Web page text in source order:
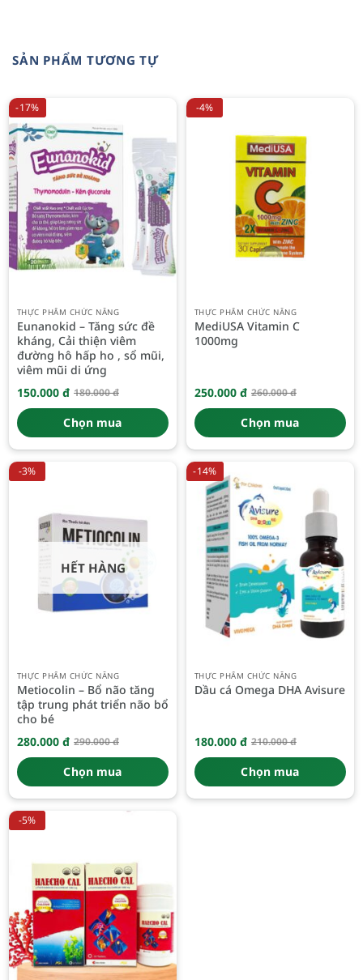
SẢN PHẨM TƯƠNG TỰ
-17%
THỰC PHẨM CHỨC NĂNG
Eunanokid – Tăng sức đề
kháng, Cải thiện viêm
đường hô hấp ho , sổ mũi,
viêm mũi di ứng
180.000đ
Giá
gốc
là:
180.000 đ.
150.000 đ
Giá
hiện
tại
là:
150.000 đ.
Chọn mua
-4%
THỰC PHẨM CHỨC NĂNG
MediUSA Vitamin C
1000mg
260.000đ
Giá
gốc
là:
260.000 đ.
250.000 đ
Giá
hiện
tại
là:
250.000 đ.
Chọn mua
-3%
HẾT HÀNG
THỰC PHẨM CHỨC NĂNG
Metiocolin – Bổ não tăng
tập trung phát triển não bổ
cho bé
290.000đ
Giá
gốc
là:
290.000 đ.
280.000 đ
Giá
hiện
tại
là:
280.000 đ.
Chọn mua
-14%
THỰC PHẨM CHỨC NĂNG
Dầu cá Omega DHA Avisure
210.000đ
Giá
gốc
là:
210.000 đ.
180.000 đ
Giá
hiện
tại
là:
180.000 đ.
Chọn mua
-5%